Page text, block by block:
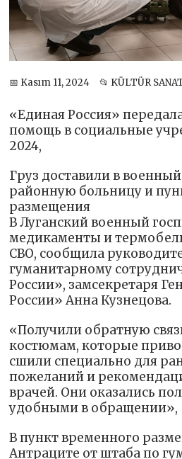
📅 Kasım 11, 2024 📂 KÜLTÜR
«Единая Россия»
помощь в социальные
2024,
Груз доставили в
районную больницу и
размещения
В Луганский военный
медикаменты и
СВО, сообщила
гуманитарному
России», замсекретаря
России» Анна Кузнецова.
«Получили обратную
костюмам, которые
сшили специально для
пожеланий и
врачей. Они оказались
удобными в обращении»,
В пункт временного
Антраците от штаба по